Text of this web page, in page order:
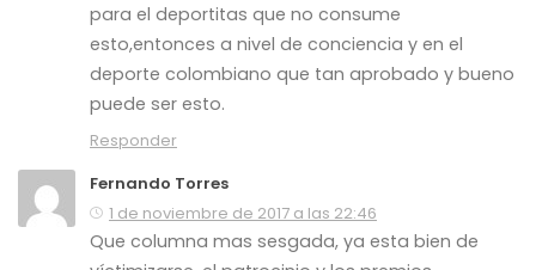
para el deportitas que no consume
esto,entonces a nivel de conciencia y en el
deporte colombiano que tan aprobado y bueno
puede ser esto.
Responder
Fernando Torres
1 de noviembre de 2017 a las 22:46
Que columna mas sesgada, ya esta bien de